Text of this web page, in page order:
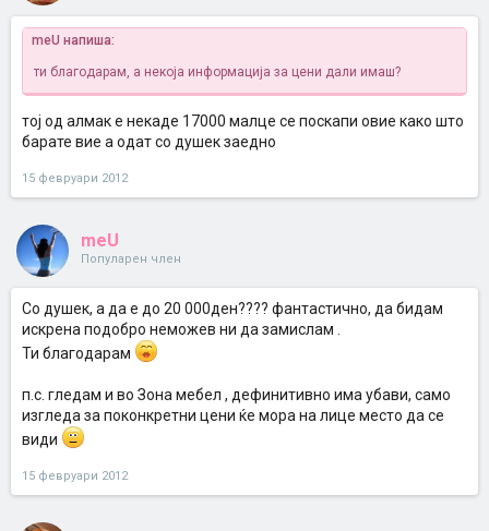
meU напиша:
ти благодарам, а некоја информација за цени дали имаш?
тој од алмак е некаде 17000 малце се поскапи овие како што
барате вие а одат со душек заедно
15 февруари 2012
meU
Популарен член
Со душек, а да е до 20 000ден???? фантастично, да бидам
искрена подобро неможев ни да замислам .
Ти благодарам
п.с. гледам и во Зона мебел , дефинитивно има убави, само
изгледа за поконкретни цени ќе мора на лице место да се
види
15 февруари 2012